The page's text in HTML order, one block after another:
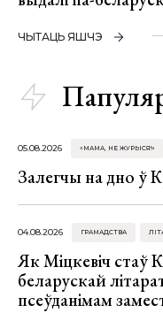
ЧЫТАЦЬ ЯШЧЭ
05.08.2026 «МАМА, НЕ ЖУРЫСЯ!»
Залегчы на дно ў
04.08.2026 ГРАМАДСТВА
Як Міцкевіч стаў
беларускай
псеўданімам